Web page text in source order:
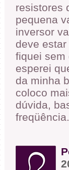
resistores
pequena
inversor
deve
fiquei sem
esperei
da minha
coloco
dúvida,
freqüência.